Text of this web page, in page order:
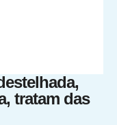
tratam das